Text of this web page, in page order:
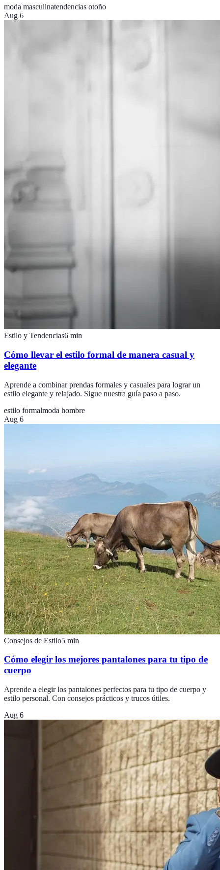
moda masculinatendencias otoño
Aug 6
Estilo y Tendencias6 min
Cómo llevar el estilo formal de manera casual y
elegante
Aprende a combinar prendas formales y casuales para lograr un
estilo elegante y relajado. Sigue nuestra guía paso a paso.
estilo formalmoda hombre
Aug 6
Consejos de Estilo5 min
Cómo elegir los mejores pantalones para tu tipo de
cuerpo
Aprende a elegir los pantalones perfectos para tu tipo de cuerpo y
estilo personal. Con consejos prácticos y trucos útiles.
Aug 6